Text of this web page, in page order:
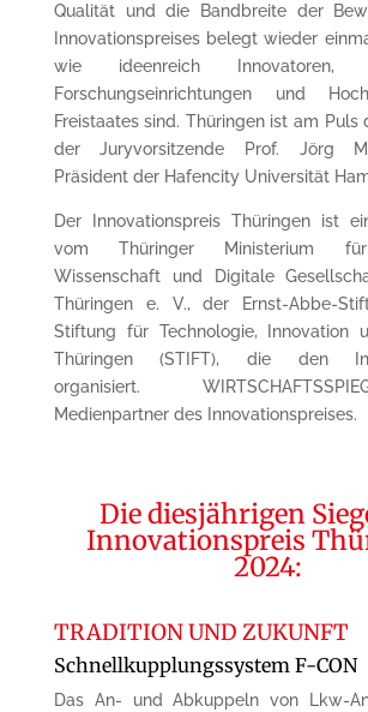
Qualität und die Bandbreite der
Innovationspreises belegt wieder
wie ideenreich Innovatoren,
Forschungseinrichtungen und
Freistaates sind. Thüringen ist am Puls
der Juryvorsitzende Prof. Jörg
Präsident der HafencityUniversität
Der Innovationspreis Thüringen ist
vom Thüringer Ministerium
Wissenschaft und Digitale
Thüringen e. V., der Ernst-Abbe-
Stiftung für Technologie, Innovation
Thüringen (STIFT), die den
organisiert.
Medienpartner des Innovationspreises.
Die diesjährigen
Innovationspreis
2024:
TRADITION UND ZUKUNFT
Schnellkupplungssystem F-CON
Das An- und Abkuppeln von Lkw-